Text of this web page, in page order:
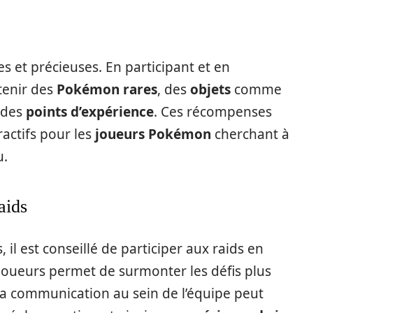
et précieuses. En participant et en
des Pokémon rares, desobjets comme
points d’expérience. Ces récompenses
pour les joueurs Pokémon cherchant à
il est conseillé de participer aux raids en
permet de surmonter les défis plus
au sein de l’équipe peut